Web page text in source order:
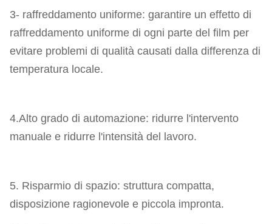
3- raffreddamento uniforme: garantire un effetto di
raffreddamento uniforme di ogni parte del film per
evitare problemi di qualità causati dalla differenza di
temperatura locale.
4.Alto grado di automazione: ridurre l'intervento
manuale e ridurre l'intensità del lavoro.
5. Risparmio di spazio: struttura compatta,
disposizione ragionevole e piccola impronta.